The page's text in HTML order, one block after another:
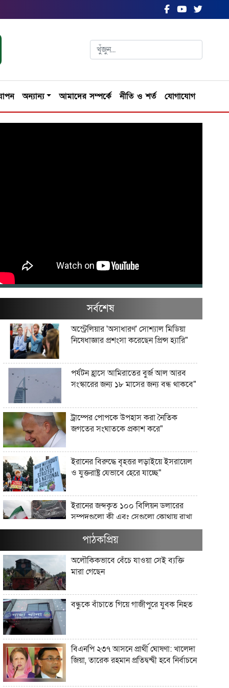
অন্যান্য আমাদের সম্পর্কে নীতি ও শর্ত যোগাযোগ
সর্বশেষ
অস্ট্রেলিয়ার 'অসাধারণ' সোশ্যাল মিডিয়া
নিষেধাজ্ঞার প্রশংসা করেছেন প্রিন্স হ্যারি"
পর্যটন হ্রাসে আমিরাতের বুর্জ আল আরব
সংস্কারের জন্য ১৮ মাসের জন্য বন্ধ থাকবে"
ট্রাম্পের পোপকে উপহাস করা নৈতিক
জগতের সংঘাতকে প্রকাশ করে"
ইরানের বিরুদ্ধে বৃহত্তর লড়াইয়ে ইসরায়েল
ও যুক্তরাষ্ট্র যেভাবে হেরে যাচ্ছে"
ইরানের জব্দকৃত ১০০ বিলিয়ন ডলারের
সম্পদগুলো কী এবং সেগুলো কোথায় রাখা
আছে?"
মার্কিন তেল অবরোধ কি কিউবান চুরুটের
আগুন নিভিয়ে দিতে পারে?"
যে সংস্কৃতি লোকশিল্পকে উদযাপন করে,
সেখানে কেন লোকশিল্পীরা অদৃশ্য থেকে
আধুনিক বাংলাদেশে লোকসাহিত্য অধ্যয়ন
কেন গুরুত্বপূর্ণ?"
পাঠকপ্রিয়
অলৌকিকভাবে বেঁচে যাওয়া সেই ব্যক্তি
মারা গেছেন
বন্ধুকে বাঁচাতে গিয়ে গাজীপুরে যুবক নিহত
বিএনপি ২৩৭ আসনে প্রার্থী ঘোষণা: খালেদা
জিয়া, তারেক রহমান প্রতিদ্বন্দ্বী হবে নির্বাচনে